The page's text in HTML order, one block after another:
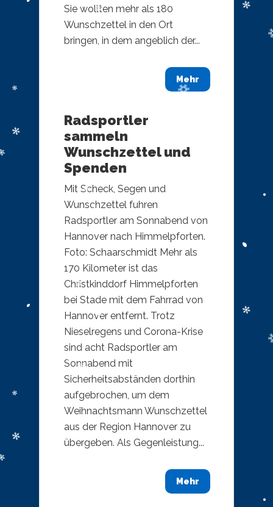
Sie wollten mehr als 180
Wunschzettel in den Ort
bringen, in dem angeblich der...
Mehr
Radsportler
sammeln
Wunschzettel und
Spenden
Mit Scheck, Segen und
Wunschzettel fuhren
Radsportler am Sonnabend von
Hannover nach Himmelpforten.
Foto: Schaarschmidt Mehr als
170 Kilometer ist das
Christkinddorf Himmelpforten
bei Stade mit dem Fahrrad von
Hannover entfernt. Trotz
Nieselregens und Corona-Krise
sind acht Radsportler am
Sonnabend mit
Sicherheitsabständen dorthin
aufgebrochen, um dem
Weihnachtsmann Wunschzettel
aus der Region Hannover zu
übergeben. Als Gegenleistung...
Mehr